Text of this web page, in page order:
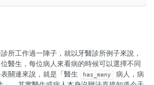
所工作過一陣子，就以牙醫診所例子來說，
醫生，每位病人來看病的時候可以選擇不同
關連來說，就是「醫生
has_many
病人，病